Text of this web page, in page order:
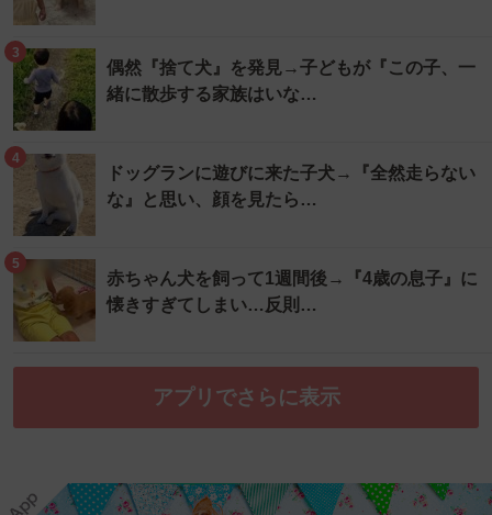
3
偶然『捨て犬』を発見→子どもが『この子、一
緒に散歩する家族はいな…
4
ドッグランに遊びに来た子犬→『全然走らない
な』と思い、顔を見たら…
5
赤ちゃん犬を飼って1週間後→『4歳の息子』に
懐きすぎてしまい…反則…
アプリでさらに表示